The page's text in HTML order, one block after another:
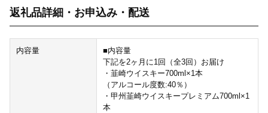
返礼品詳細・お申込み・配送
内容量
■内容量
下記を2ヶ月に1回（全3回）お届け
・韮崎ウイスキー700ml×1本
（アルコール度数:40％）
・甲州韮崎ウイスキープレミアム700ml×1
本